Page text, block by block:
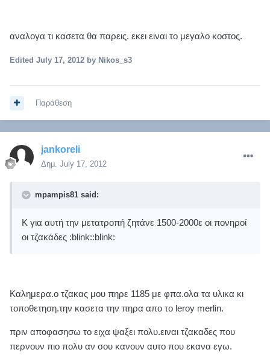
αναλογα τι κασετα θα παρεις. εκει ειναι το μεγαλο κοστος.
Edited July 17, 2012 by Nikos_s3
Παράθεση
jankoreli
Δημ. July 17, 2012
mpampis81 said:
Κ για αυτή την μετατροπή ζητάνε 1500-2000ε οι πονηροί
οι τζακάδες :blink::blink:
Καλημερα.ο τζακας μου πηρε 1185 με φπα.ολα τα υλικα κι
τοποθετηση.την κασετα την πηρα απο το leroy merlin.
πριν αποφασησω το ειχα ψαξει πολυ.ειναι τζακαδες που
περνουν πιο πολυ αν σου κανουν αυτο που εκανα εγω.